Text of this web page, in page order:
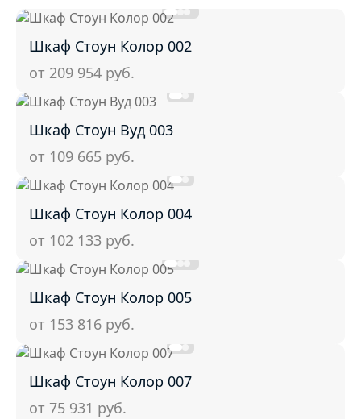
Шкаф Стоун Колор 002
от 209 954 руб.
Шкаф Стоун Вуд 003
от 109 665 руб.
Шкаф Стоун Колор 004
от 102 133 руб.
Шкаф Стоун Колор 005
от 153 816 руб.
Шкаф Стоун Колор 007
от 75 931 руб.